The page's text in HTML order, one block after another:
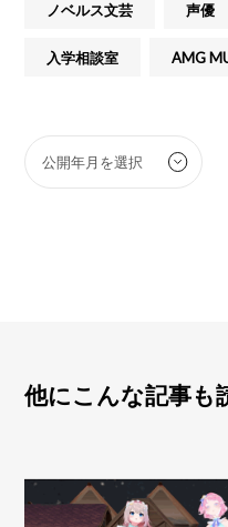
ノベルス文芸 声優
入学相談室 AMG
他にこんな記事も